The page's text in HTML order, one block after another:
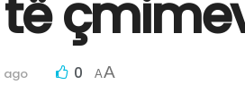
ago 0 AA